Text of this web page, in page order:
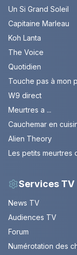
Un Si Grand Soleil
Capitaine Marleau
Koh Lanta
The Voice
Quotidien
Touche pas à mon
W9 direct
Meurtres a ...
Cauchemar en
Alien Theory
Les petits meurtres
Services TV
News TV
Audiences TV
Forum
Numérotation des